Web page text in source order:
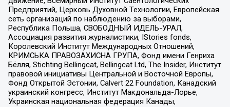
Предприятий, Церковь Духовной Технологии, Европейская
сеть организаций по наблюдению за выборами,
Республика Польша, СВОБОДНЫЙ ИДЕЛЬ-УРАЛ,
Ассоциация развития журналистики, IStories fonds,
Королевский Институт Международных Отношений,
КРИМСЬКА ПРАВОЗАХИСНА ГРУПА, Фонд имени Генриха
Бёлля, Stichting Bellingcat, Bellingcat Ltd, The Insider, Институт
правовой инициативы Центральной и Восточной Европы,
Фонд Открытой Эстонии, Calvert 22 Foundation, Канадский
украинский конгресс, Институт Макдональда-Лорье,
Украинская национальная федерация Канады,